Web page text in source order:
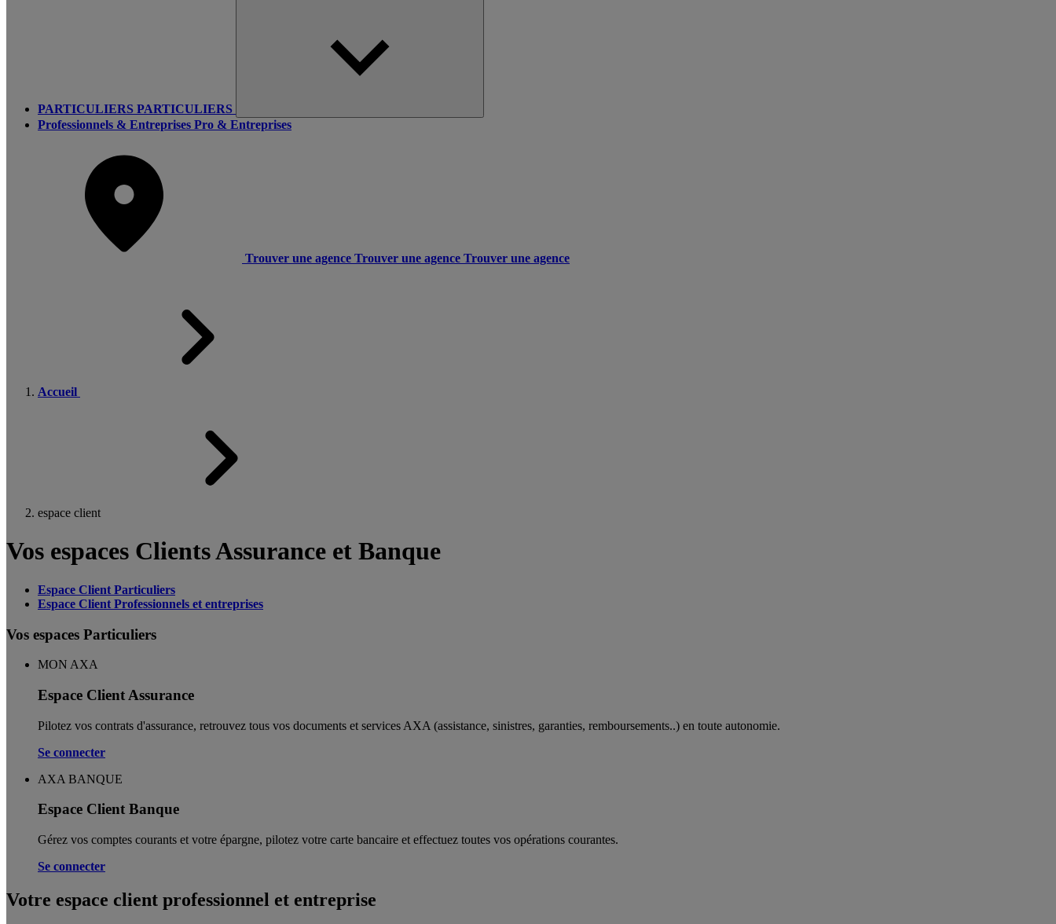
PARTICULIERS PARTICULIERS
Professionnels & Entreprises Pro & Entreprises
Trouver une agence Trouver une agence Trouver une agence
Accueil
espace client
Vos espaces Clients Assurance et Banque
Espace Client Particuliers
Espace Client Professionnels et entreprises
Vos espaces Particuliers
MON AXA
Espace Client Assurance
Pilotez vos contrats d'assurance, retrouvez tous vos documents et services AXA (assistance, sinistres, garanties, remboursements..) en toute autonomie. ​
Se connecter
AXA BANQUE
Espace Client Banque
Gérez vos comptes courants et votre épargne, pilotez votre carte bancaire et effectuez toutes vos opérations courantes.
Se connecter
Votre espace client professionnel et entreprise